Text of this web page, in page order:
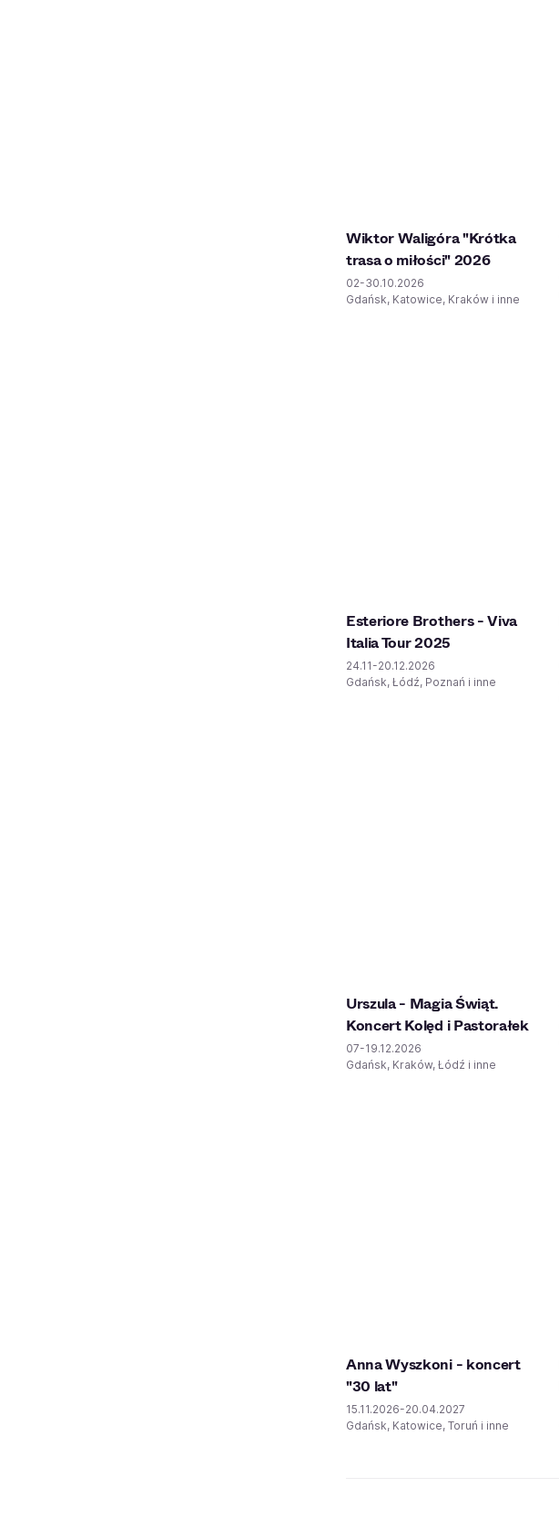
Wiktor Waligóra "Krótka
trasa o miłości" 2026
02-30.10.2026
Gdańsk, Katowice, Kraków i inne
Esteriore Brothers - Viva
Italia Tour 2025
24.11-20.12.2026
Gdańsk, Łódź, Poznań i inne
Urszula - Magia Świąt.
Koncert Kolęd i Pastorałek
07-19.12.2026
Gdańsk, Kraków, Łódź i inne
Anna Wyszkoni - koncert
"30 lat"
15.11.2026-20.04.2027
Gdańsk, Katowice, Toruń i inne